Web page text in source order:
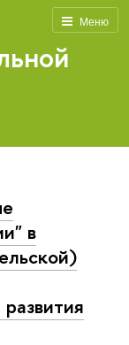
Меню
в